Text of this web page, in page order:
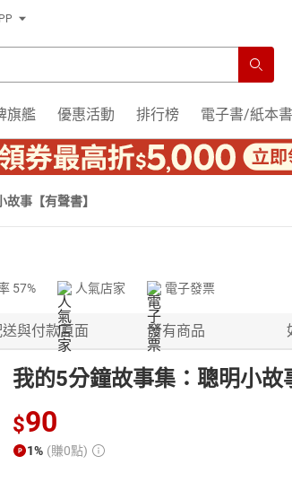
旗艦 優惠活動 排行榜 電子書/紙本書
事【有聲書】
57% 人氣店家 電子發票
與付款頁面 所有商品
我的5分鐘故事集：聰明小故
$90
1% (賺0點)